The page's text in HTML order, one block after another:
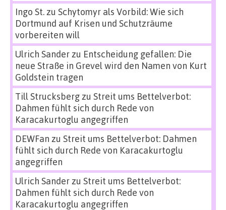
Ingo St.zu Schytomyr als Vorbild: Wie sich
Dortmund auf Krisen und Schutzräume
vorbereiten will
Ulrich Sanderzu Entscheidung gefallen: Die
neue Straße in Grevel wird den Namen von Kurt
Goldstein tragen
Till Strucksbergzu Streit ums Bettelverbot:
Dahmen fühlt sich durch Rede von
Karacakurtoglu angegriffen
DEWFan zu Streit ums Bettelverbot: Dahmen
fühlt sich durch Rede von Karacakurtoglu
angegriffen
Ulrich Sanderzu Streit ums Bettelverbot:
Dahmen fühlt sich durch Rede von
Karacakurtoglu angegriffen